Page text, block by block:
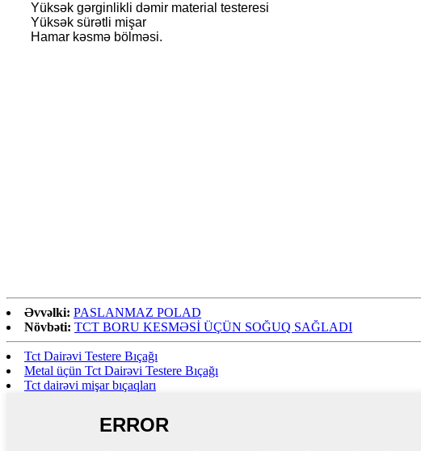
Yüksək gərginlikli dəmir material testeresi
Yüksək sürətli mişar
Hamar kəsmə bölməsi.
Əvvəlki: PASLANMAZ POLAD
Növbəti: TCT BORU KESMƏSİ ÜÇÜN SOĞUQ SAĞLADI
Tct Dairəvi Testere Bıçağı
Metal üçün Tct Dairəvi Testere Bıçağı
Tct dairəvi mişar bıçaqları